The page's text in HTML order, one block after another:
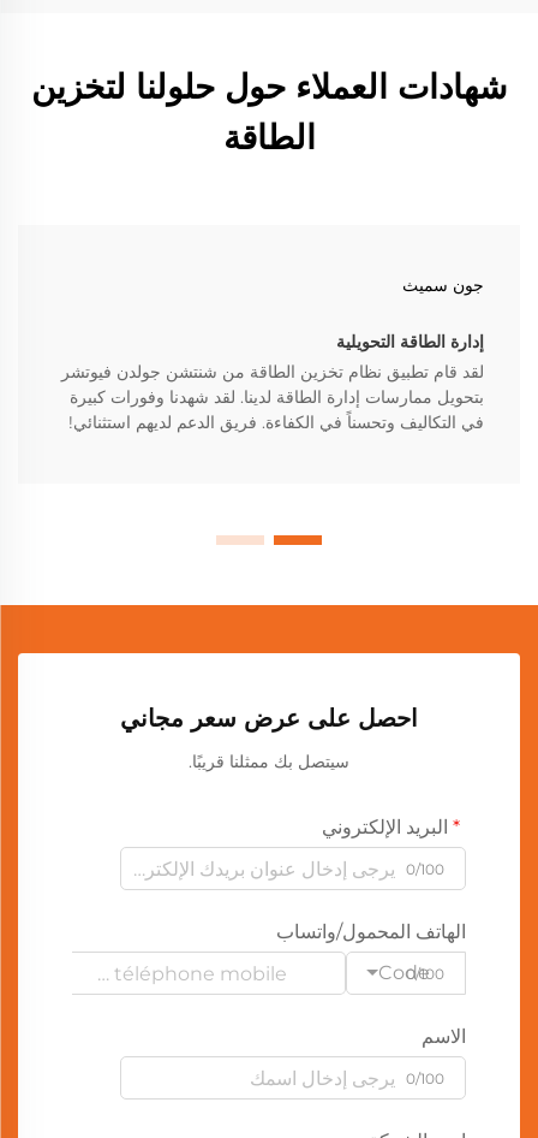
شهادات العملاء حول حلولنا لتخزين
الطاقة
جون سميث
إدارة الطاقة التحويلية
لقد قام تطبيق نظام تخزين الطاقة من شنتشن جولدن فيوتشر
بتحويل ممارسات إدارة الطاقة لدينا. لقد شهدنا وفورات كبيرة
في التكاليف وتحسناً في الكفاءة. فريق الدعم لديهم استثنائي!
احصل على عرض سعر مجاني
سيتصل بك ممثلنا قريبًا.
البريد الإلكتروني
0/100
الهاتف المحمول/واتساب
Code
0/100
الاسم
0/100